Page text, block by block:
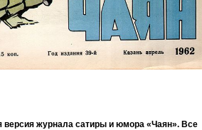
версия журнала сатиры и юмора «Чаян». Все